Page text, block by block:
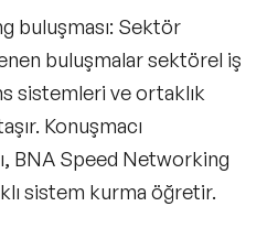
buluşması: Sektör
buluşmalar sektörel iş
sistemleri ve ortaklık
Konuşmacı
BNA Speed Networking
sistem kurma öğretir.
Konusunda Uzman
Konusunda
Yönetimi Konusunda